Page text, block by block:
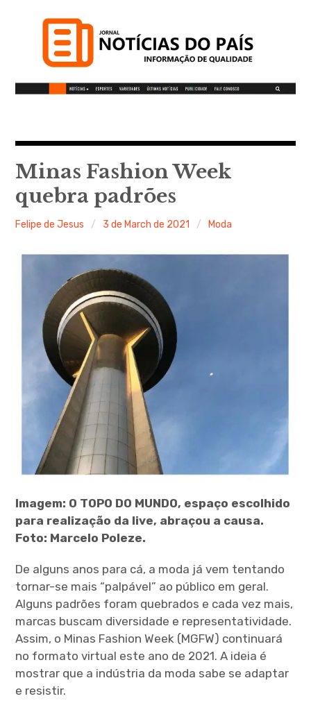
Informação de qualidade
Minas Fashion Week
quebra padrões
Felipe de Jesus 3 de March de 2021 Moda
Imagem: O TOPO DO MUNDO, espaço escolhido
para realização da live, abraçou a causa.
Foto: Marcelo Poleze.
De alguns anos para cá, a moda já vem tentando
tornar-se mais “palpável” ao público em geral.
Alguns padrões foram quebrados e cada vez mais,
marcas buscam diversidade e representatividade.
Assim, o Minas Fashion Week (MGFW) continuará
no formato virtual este ano de 2021. A ideia é
mostrar que a indústria da moda sabe se adaptar
e resistir.